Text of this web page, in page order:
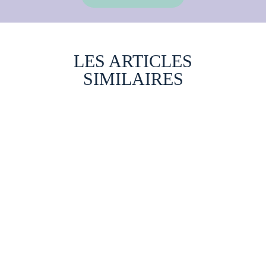
LES ARTICLES
SIMILAIRES